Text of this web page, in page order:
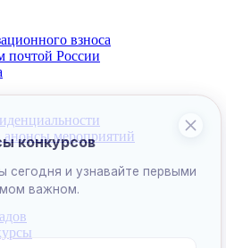
взноса
почтой России
анонсы мероприятий